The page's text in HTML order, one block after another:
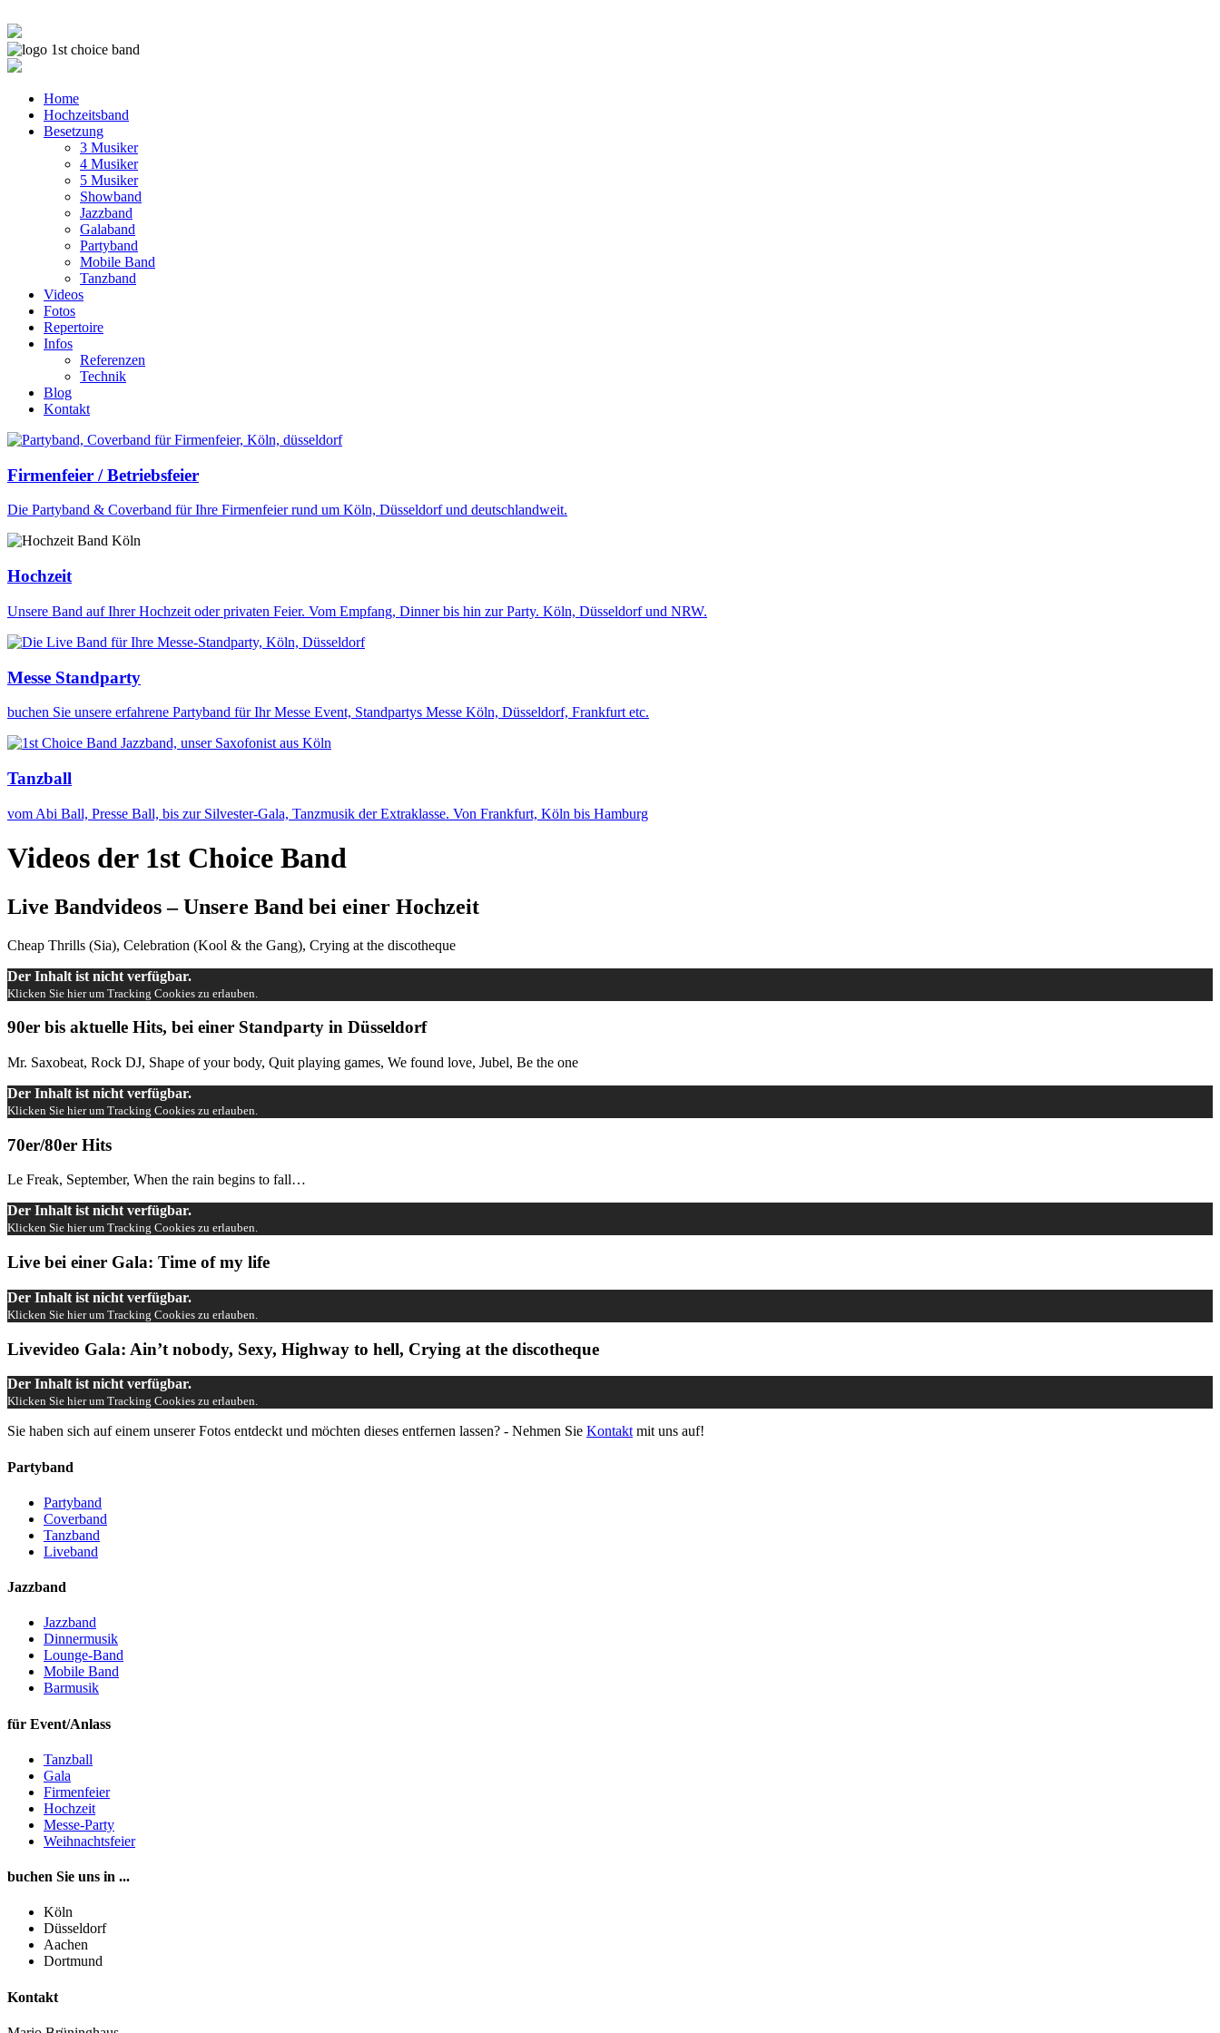
Home
Hochzeitsband
Besetzung
3 Musiker
4 Musiker
5 Musiker
Showband
Jazzband
Galaband
Partyband
Mobile Band
Tanzband
Videos
Fotos
Repertoire
Infos
Referenzen
Technik
Blog
Kontakt
Firmenfeier / Betriebsfeier
Die Partyband & Coverband für Ihre Firmenfeier rund um Köln, Düsseldorf und deutschlandweit.
Hochzeit
Unsere Band auf Ihrer Hochzeit oder privaten Feier. Vom Empfang, Dinner bis hin zur Party. Köln, Düsseldorf und NRW.
Messe Standparty
buchen Sie unsere erfahrene Partyband für Ihr Messe Event, Standpartys Messe Köln, Düsseldorf, Frankfurt etc.
Tanzball
vom Abi Ball, Presse Ball, bis zur Silvester-Gala, Tanzmusik der Extraklasse. Von Frankfurt, Köln bis Hamburg
Videos der 1st Choice Band
Live Bandvideos – Unsere Band bei einer Hochzeit
Cheap Thrills (Sia), Celebration (Kool & the Gang), Crying at the discotheque
Der Inhalt ist nicht verfügbar.
Klicken Sie hier um Tracking Cookies zu erlauben.
90er bis aktuelle Hits, bei einer Standparty in Düsseldorf
Mr. Saxobeat, Rock DJ, Shape of your body, Quit playing games, We found love, Jubel, Be the one
Der Inhalt ist nicht verfügbar.
Klicken Sie hier um Tracking Cookies zu erlauben.
70er/80er Hits
Le Freak, September, When the rain begins to fall…
Der Inhalt ist nicht verfügbar.
Klicken Sie hier um Tracking Cookies zu erlauben.
Live bei einer Gala: Time of my life
Der Inhalt ist nicht verfügbar.
Klicken Sie hier um Tracking Cookies zu erlauben.
Livevideo Gala: Ain’t nobody, Sexy, Highway to hell, Crying at the discotheque
Der Inhalt ist nicht verfügbar.
Klicken Sie hier um Tracking Cookies zu erlauben.
Sie haben sich auf einem unserer Fotos entdeckt und möchten dieses entfernen lassen? - Nehmen Sie Kontakt mit uns auf!
Partyband
Partyband
Coverband
Tanzband
Liveband
Jazzband
Jazzband
Dinnermusik
Lounge-Band
Mobile Band
Barmusik
für Event/Anlass
Tanzball
Gala
Firmenfeier
Hochzeit
Messe-Party
Weihnachtsfeier
buchen Sie uns in ...
Köln
Düsseldorf
Aachen
Dortmund
Kontakt